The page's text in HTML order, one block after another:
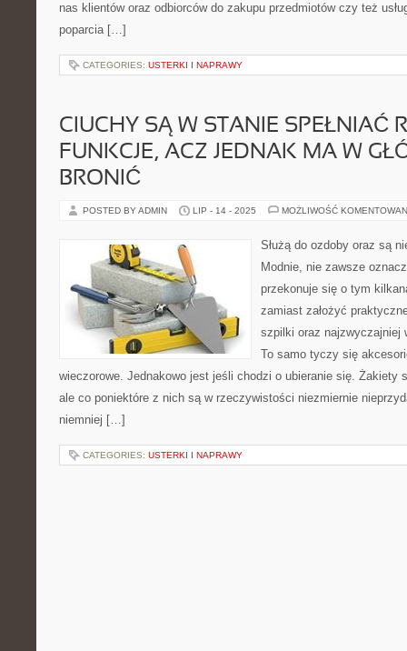
nas klientów oraz odbiorców do zakupu przedmiotów czy też
poparcia […]
CATEGORIES: USTERKI I NAPRAWY
CIUCHY SĄ W STANIE SPEŁNIAĆ
FUNKCJE, ACZ JEDNAK MA W
BRONIĆ
POSTED BY ADMIN LIP - 14 - 2025 MOŻLIWOŚĆ
Służą do ozdoby oraz są
Modnie, nie zawsze
przekonuje się o tym
zamiast założyć
szpilki oraz najzwyczajniej
To samo tyczy się
wieczorowe. Jednakowo jest jeśli chodzi o ubieranie się. Żakiety
ale co poniektóre z nich są w rzeczywistości niezmiernie
niemniej […]
CATEGORIES: USTERKI I NAPRAWY